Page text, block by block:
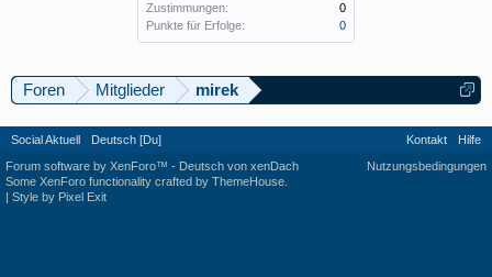
Zustimmungen:
0
Punkte für Erfolge:
0
Foren Mitglieder mirek
Social Aktuell Deutsch [Du] Kontakt
Hilfe
Nutzungsbedingungen
Forum software by XenForo™ - Deutsch von xenDach
Some XenForo functionality crafted by ThemeHouse
| Style by Pixel Exit